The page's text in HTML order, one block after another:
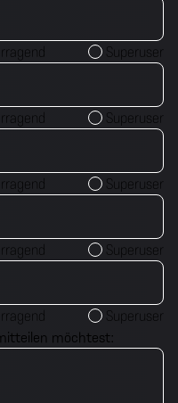
Superuser
Superuser
Superuser
Superuser
Superuser
möchtest: